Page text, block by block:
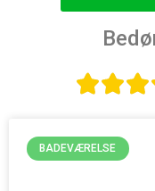
BADEVÆRELSE